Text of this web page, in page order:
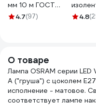
мм 10 м ГОСТ
4.7(97)
Авто-
4.8
О товаре
Лампа OSRAM серии
A ("груша") с цоколем
исполнение - матовое.
соответствует лампе